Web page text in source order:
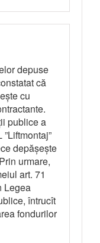
depuse
că
cu
publice a
depășește
urmare,
art. 71
Legea
întrucît
fondurilor